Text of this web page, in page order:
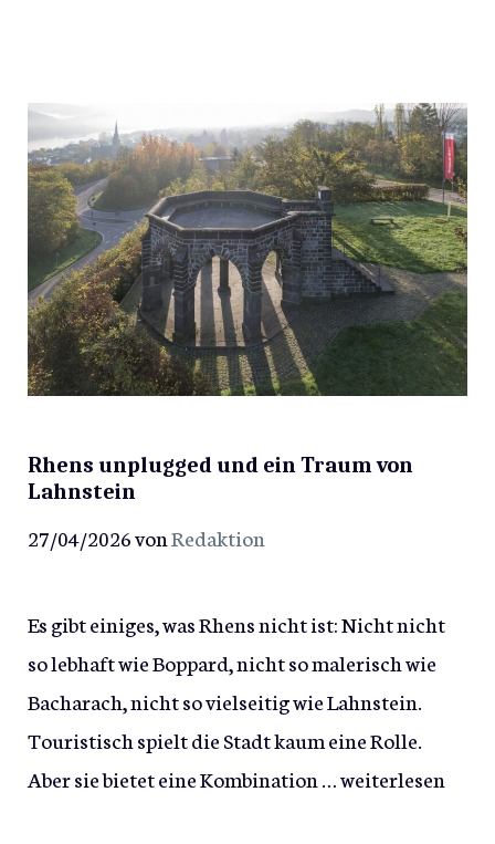
Rhens unplugged und ein Traum von
Lahnstein
27/04/2026vonRedaktion
Es gibt einiges, was Rhens nicht ist: Nicht nicht
so lebhaft wie Boppard, nicht so malerisch wie
Bacharach, nicht so vielseitig wie Lahnstein.
Touristisch spielt die Stadt kaum eine Rolle.
Aber sie bietet eine Kombination …weiterlesen